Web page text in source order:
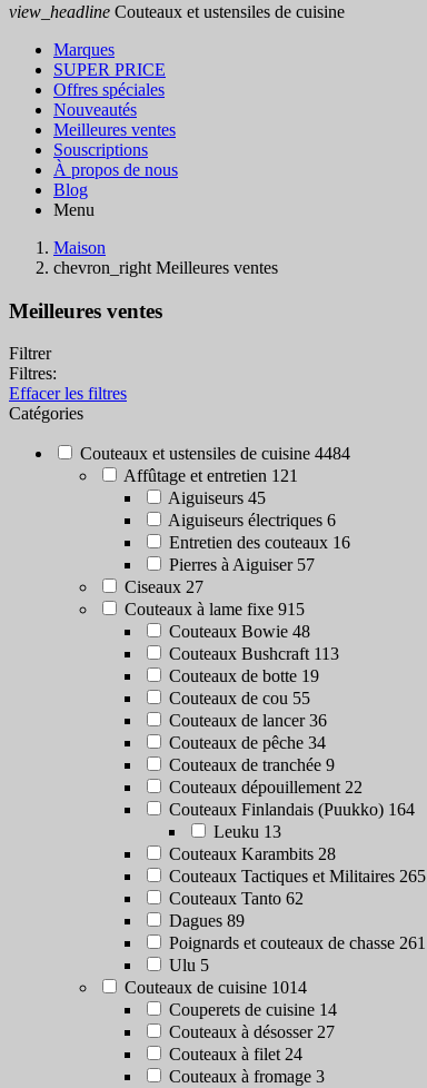
view_headline Couteaux et ustensiles de cuisine
Marques
SUPER PRICE
Offres spéciales
Nouveautés
Meilleures ventes
Souscriptions
À propos de nous
Blog
Menu
Maison
chevron_right Meilleures ventes
Meilleures ventes
Filtrer
Filtres:
Effacer les filtres
Catégories
Couteaux et ustensiles de cuisine 4484
Affûtage et entretien 121
Aiguiseurs 45
Aiguiseurs électriques 6
Entretien des couteaux 16
Pierres à Aiguiser 57
Ciseaux 27
Couteaux à lame fixe 915
Couteaux Bowie 48
Couteaux Bushcraft 113
Couteaux de botte 19
Couteaux de cou 55
Couteaux de lancer 36
Couteaux de pêche 34
Couteaux de tranchée 9
Couteaux dépouillement 22
Couteaux Finlandais (Puukko) 164
Leuku 13
Couteaux Karambits 28
Couteaux Tactiques et Militaires 265
Couteaux Tanto 62
Dagues 89
Poignards et couteaux de chasse 261
Ulu 5
Couteaux de cuisine 1014
Couperets de cuisine 14
Couteaux à désosser 27
Couteaux à filet 24
Couteaux à fromage 3